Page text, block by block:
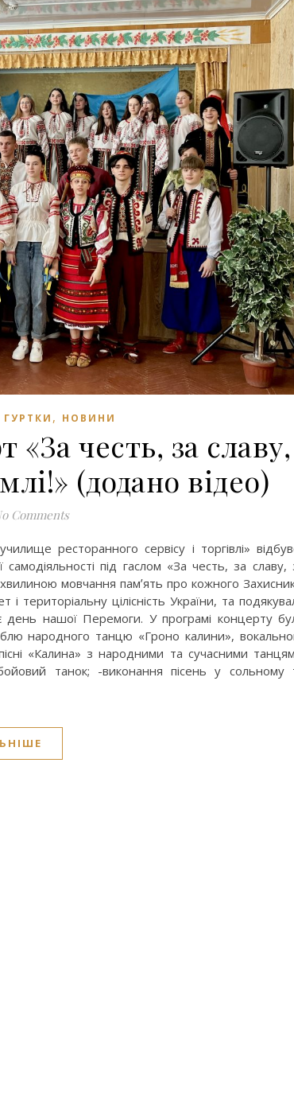
ГУРТКИ , НОВИНИ
«За честь, за славу,
(додано відео)
Comments
ресторанного сервісу і торгівлі»
під гаслом «За честь, за славу,
мовчання памʼять про кожного
територіальну цілісність України, та
день нашої Перемоги. У програмі концерту
народного танцю «Гроно калини»,
«Калина» з народними та сучасними
танок; -виконання пісень у сольному